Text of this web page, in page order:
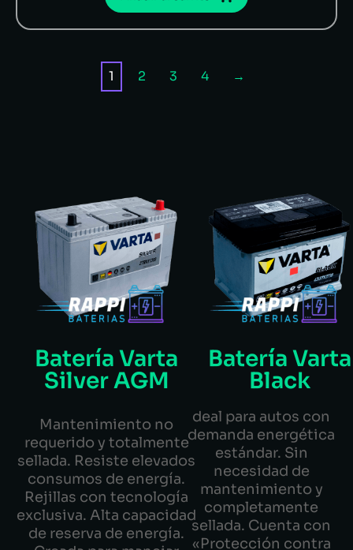
1 2 3 4 →
Batería Varta
Silver AGM
Mantenimiento no
requerido y totalmente
sellada. Resiste elevados
consumos de energía.
Rejillas con tecnología
exclusiva. Alta capacidad
de reserva de energía.
Batería Varta
Black
deal para autos con
demanda energética
estándar. Sin
necesidad de
mantenimiento y
completamente
sellada. Cuenta con
«Protección contra